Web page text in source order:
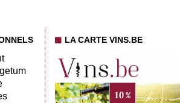
LA CARTE VINS.BE